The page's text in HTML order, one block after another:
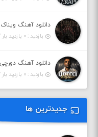
دانلود آهنگ ویناک
بازدید : ۰ بازدید بار /
دانلود آهنگ دورچی
بازدید : ۰ بازدید بار /
جدیدترین ها